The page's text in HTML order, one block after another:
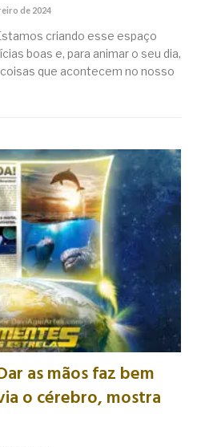
de 2024
criando esse espaço
boas e, para animar o seu dia,
que acontecem no nosso
as mãos faz bem
o cérebro, mostra